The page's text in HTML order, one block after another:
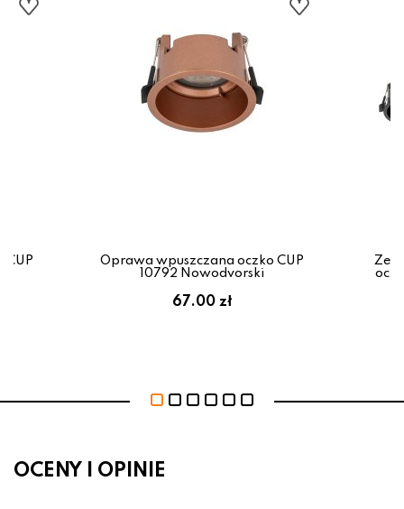
CUP
Oprawa wpuszczana oczko CUP
10792 Nowodvorski
67.00 zł
OCENY I OPINIE